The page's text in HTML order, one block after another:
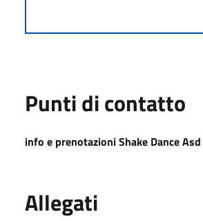
Punti di contatto
info e prenotazioni Shake Dance Asd
Allegati